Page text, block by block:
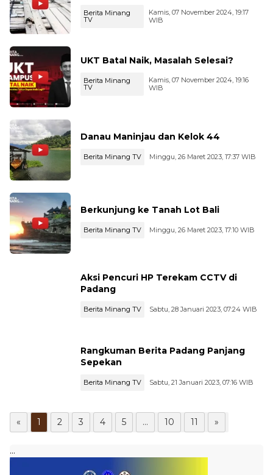
Berita Minang
TV
Kamis, 07 November 2024, 19:17
WIB
UKT Batal Naik, Masalah Selesai?
Berita Minang
TV
Kamis, 07 November 2024, 19:16
WIB
Danau Maninjau dan Kelok 44
Berita Minang TV Minggu, 26 Maret 2023, 17:37 WIB
Berkunjung ke Tanah Lot Bali
Berita Minang TV Minggu, 26 Maret 2023, 17:10 WIB
Aksi Pencuri HP Terekam CCTV di
Padang
Berita Minang TV Sabtu, 28 Januari 2023, 07:24 WIB
Rangkuman Berita Padang Panjang
Sepekan
Berita Minang TV Sabtu, 21 Januari 2023, 07:16 WIB